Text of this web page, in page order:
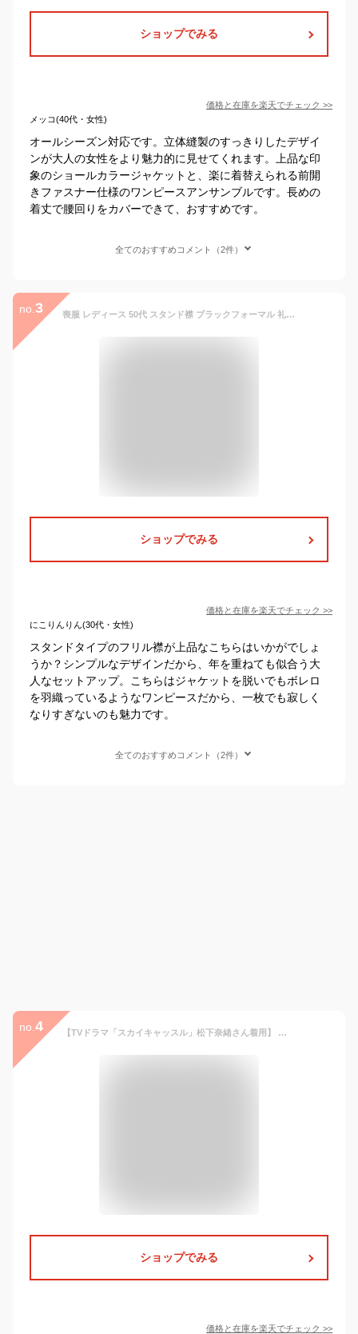
ショップでみる
価格と在庫を楽天でチェック >>
メッコ(40代・女性)
オールシーズン対応です。立体縫製のすっきりしたデザイ
ンが大人の女性をより魅力的に見せてくれます。上品な印
象のショールカラージャケットと、楽に着替えられる前開
きファスナー仕様のワンピースアンサンブルです。長めの
着丈で腰回りをカバーできて、おすすめです。
全てのおすすめコメント（2件）
no. 3 喪服 レディース 50代 スタンド襟 ブラックフォーマル 礼服 ワンピース 前開きファスナー 40代 60代 大きいサイズ オールシーズン グログラン ジャケット フリルスタンド 制菌 法要 冠婚葬祭 通夜 弔辞 葬式 2点セット 7号 9号 11号 13号 15号 17号
ショップでみる
価格と在庫を楽天でチェック >>
にこりんりん(30代・女性)
スタンドタイプのフリル襟が上品なこちらはいかがでしょ
うか？シンプルなデザインだから、年を重ねても似合う大
人なセットアップ。こちらはジャケットを脱いでもボレロ
を羽織っているようなワンピースだから、一枚でも寂しく
なりすぎないのも魅力です。
全てのおすすめコメント（2件）
no. 4 【TVドラマ「スカイキャッスル」松下奈緒さん着用】 喪服 レディース ブラックフォーマル 正喪服 礼服 ロング丈 大きいサイズ 前開き 黒 スーツ フォーマル ブラウス スカート 入園式 卒園式 卒業式 30代 40代 50代 9号 11号 13号 15号 17号 19号 21号 NGR-2128 送料無料
ショップでみる
価格と在庫を楽天でチェック >>